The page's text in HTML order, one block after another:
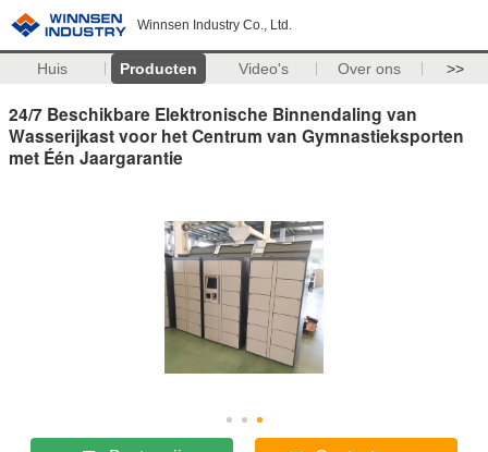
Winnsen Industry Co., Ltd.
Huis Producten Video's Over ons >>
24/7 Beschikbare Elektronische Binnendaling van
Wasserijkast voor het Centrum van Gymnastieksporten
met Één Jaargarantie